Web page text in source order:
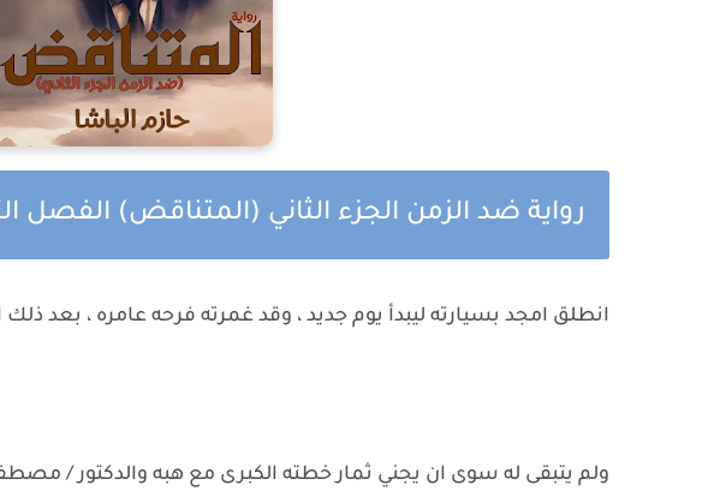
رواية ضد الزمن الجزء الثاني (المتناقض) الفصل
انطلق امجد بسيارته ليبدأ يوم جديد ، وقد غمرته فرحه عامره ، بعد
ولم يتبقى له سوى ان يجني ثمار خطته الكبرى مع هبه والدكتور /